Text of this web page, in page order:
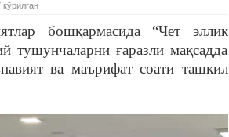
кўрилган
бошқармасида “Чет эллик
тушунчаларни ғаразли мақсадда
ва маърифат соати ташкил